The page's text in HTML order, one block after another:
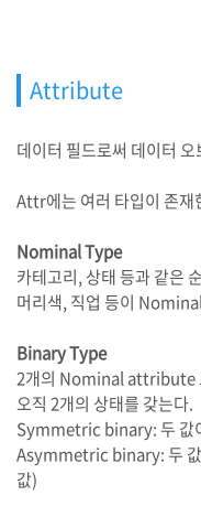
Attribute
데이터 필드로써 데이터
Attr에는 여러 타입이 존재
Nominal Type
카테고리, 상태 등과 같은
머리색, 직업 등이
Binary Type
2개의 Nominal attribute
오직 2개의 상태를 갖는다.
Symmetric binary: 두 값
Asymmetric binary: 두 값
값)